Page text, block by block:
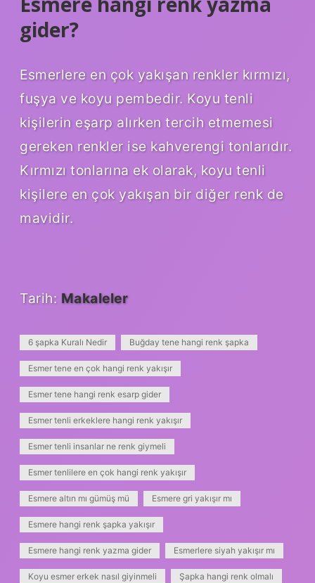
gider?
Esmerlere en çok yakışan renkler kırmızı,
fuşya ve koyu pembedir. Koyu tenli
kişilerin eşarp alırken tercih etmemesi
gereken renkler ise kahverengi tonlarıdır.
Kırmızı tonlarına ek olarak, koyu tenli
kişilere en çok yakışan bir diğer renk de
mavidir.
Tarih: Makaleler
6 şapka Kuralı Nedir Buğday tene hangi renk şapka
Esmer tene en çok hangi renk yakışır
Esmer tene hangi renk esarp gider
Esmer tenli erkeklere hangi renk yakışır
Esmer tenli insanlar ne renk giymeli
Esmer tenlilere en çok hangi renk yakışır
Esmere altın mı gümüş mü Esmere gri yakışır mı
Esmere hangi renk şapka yakışır
Esmere hangi renk yazma gider Esmerlere siyah yakışır mı
Koyu esmer erkek nasıl giyinmeli Şapka hangi renk olmalı